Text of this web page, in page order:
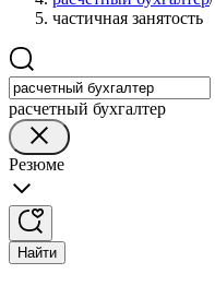
частичная занятость
расчетный бухгалтер
Резюме
Найти